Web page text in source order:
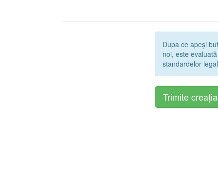
Dupa ce apeși
noi, este
standardelor